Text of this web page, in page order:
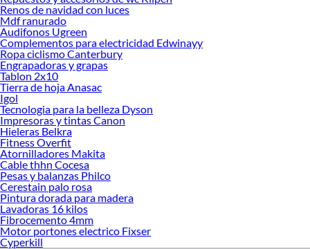
Renos de navidad con luces
Mdf ranurado
Audifonos Ugreen
Complementos para electricidad Edwinayy
Ropa ciclismo Canterbury
Engrapadoras y grapas
Tablon 2x10
Tierra de hoja Anasac
Igol
Tecnologia para la belleza Dyson
Impresoras y tintas Canon
Hieleras Belkra
Fitness Overfit
Atornilladores Makita
Cable thhn Cocesa
Pesas y balanzas Philco
Cerestain palo rosa
Pintura dorada para madera
Lavadoras 16 kilos
Fibrocemento 4mm
Motor portones electrico Fixser
Cyperkill